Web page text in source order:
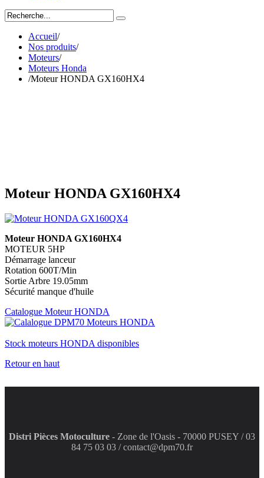
Accueil/
Nos produits/
Moteurs/
Moteurs Honda
/Moteur HONDA GX160HX4
Moteur HONDA GX160HX4
Moteur HONDA GX160HX4
MOTEUR 5HP
Démarrage lanceur
Rotation 600T/Min
Sortie Arbre 19.05mm
Sécurité manque d'huile
Catalogue Moteur HONDA
Stock moteurs HONDA disponibles
Retour en haut
Distri Pièces Motoculture - Zone de l'Oasis - 70000 PUSEY / 03
84 75 03 03 / contact@dpm70.fr